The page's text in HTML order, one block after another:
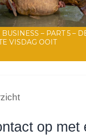
– PART 5 –
VISDAG OOIT
op